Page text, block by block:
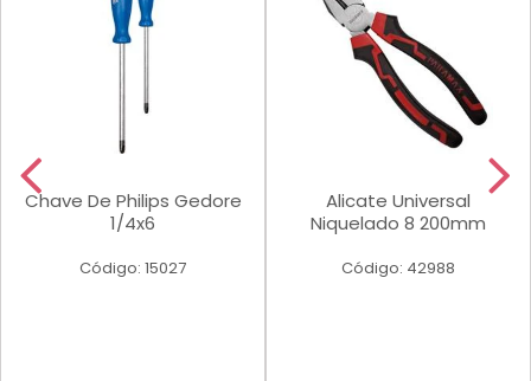
Chave De Philips Gedore
1/4x6
Código: 15027
Alicate Universal
Niquelado 8 200mm
Código: 42988